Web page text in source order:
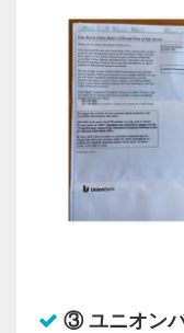
③ ユニオン